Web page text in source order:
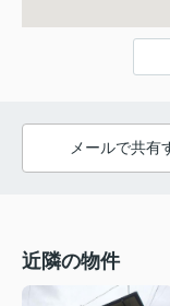
メールで共有
近隣の物件